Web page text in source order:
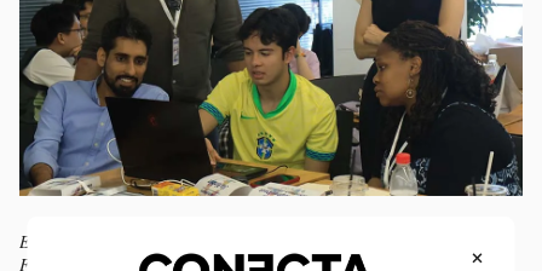
El estudiante colaborando durante el programa de verano de China. |
Foto: Cortesía.
×